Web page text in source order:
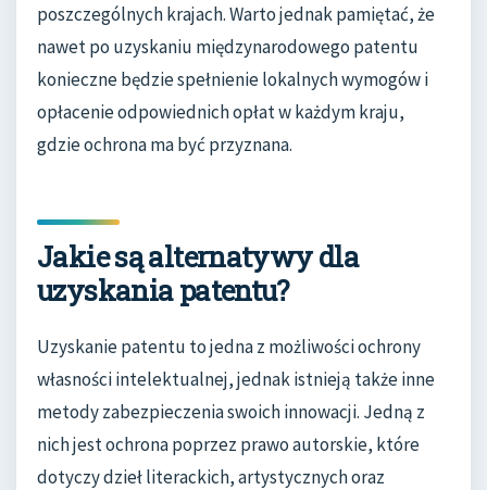
poszczególnych krajach. Warto jednak pamiętać, że
nawet po uzyskaniu międzynarodowego patentu
konieczne będzie spełnienie lokalnych wymogów i
opłacenie odpowiednich opłat w każdym kraju,
gdzie ochrona ma być przyznana.
Jakie są alternatywy dla
uzyskania patentu?
Uzyskanie patentu to jedna z możliwości ochrony
własności intelektualnej, jednak istnieją także inne
metody zabezpieczenia swoich innowacji. Jedną z
nich jest ochrona poprzez prawo autorskie, które
dotyczy dzieł literackich, artystycznych oraz